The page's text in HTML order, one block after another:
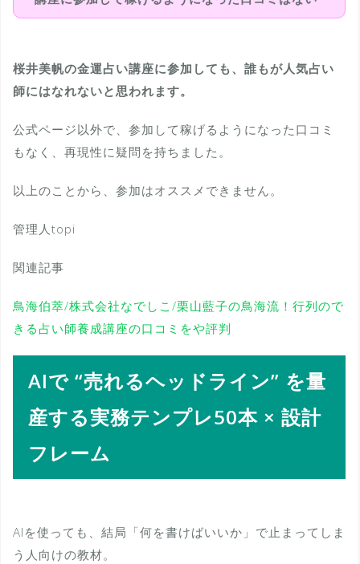
桜井美帆の金運占い講座に参加しても、誰もが人気占い
師にはなれないと思われます。
公式ページ以外で、参加して稼げるようになった口コミ
もなく、再現性に疑問を持ちました。
以上のことから、参加はオススメできません。
管理人topi
関連記事
鳥海伯萃/株式会社なでしこ/栗山藍子の鳥海流！行列ので
きる占い師養成講座の口コミをや評判
AIで “売れるヘッドライン” を量
産する実務テンプレ50本 × 設計
フレーム
AIを使っても、結局「何を書けばいいか」で止まってしま
う人向けの教材。